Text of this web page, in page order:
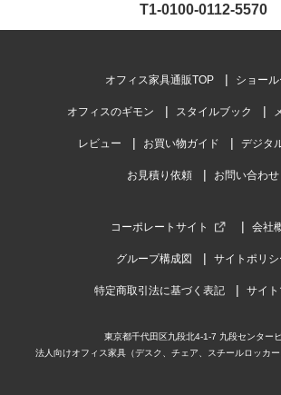
T1-0100-0112-5570
オフィス家具通販TOP ショー
オフィスのギモン スタイルブック
レビュー お買い物ガイド デジタ
お見積り依頼 お問い合わせ
コーポレートサイト 会社
グループ構成図 サイトポリシ
特定商取引法に基づく表記 サイ
東京都千代田区九段北4-1-7 九段センター
法人向けオフィス家具（デスク、チェア、スチールロッカ